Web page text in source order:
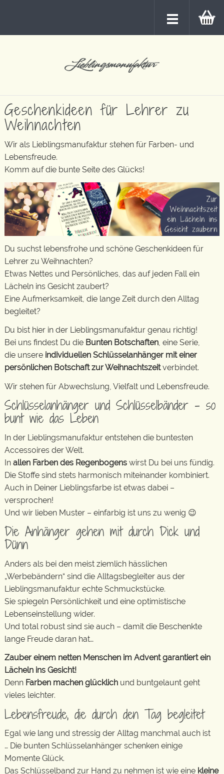
Geschenkideen für Lehrer zu
Weihnachten
Wir als Lieblingsmanufaktur stehen für Farben- und
Lebensfreude.
Komm auf die bunte Seite des Glücks!
Du suchst lebensfrohe und schöne Geschenkideen für
Lehrer zu Weihnachten?
Etwas Nettes und Persönliches, das auf jeden Fall ein
Lächeln ins Gesicht zaubert?
Eine Aufmerksamkeit, die lange Zeit durch den Alltag
begleitet?
Du bist hier in der Lieblingsmanufaktur genau richtig!
Bei uns findest Du die Bunten Botschaften, eine Serie,
die unsere individuellen Schlüsselanhänger mit einer
persönlichen Botschaft zur Weihnachtszeitverbindet.
Wir stehen für Abwechslung, Vielfalt und Lebensfreude.
Schlüsselanhänger und Schlüsselbänder – so
bunt wie das Leben
In der Lieblingsmanufaktur entstehen die buntesten
Accessoires der Welt.
In allen Farben des Regenbogens wirst Du bei uns fündig.
Die Stoffe sind stets harmonisch miteinander kombiniert.
Auch in Deiner Lieblingsfarbe ist etwas dabei –
versprochen!
Und wir lieben Muster – einfarbig ist uns zu wenig 😉
Die Anhänger gehen mit durch Dick und
Dünn
Anders als bei den meist ziemlich hässlichen
„Werbebändern“ sind die Alltagsbegleiter aus der
Lieblingsmanufaktur echte Schmuckstücke.
Sie spiegeln Persönlichkeit und eine optimistische
Lebenseinstellung wider.
Und total robust sind sie auch – damit die Beschenkte
lange Freude daran hat…
Zauber einem netten Menschen im Advent garantiert ein
Lächeln ins Gesicht!
Denn Farben machen glücklich und buntgelaunt geht
vieles leichter.
Lebensfreude, die durch den Tag begleitet
Egal wie lang und stressig der Alltag manchmal auch ist
… Die bunten Schlüsselanhänger schenken einige
Momente Glück.
Das Schlüsselband zur Hand zu nehmen ist wie eine kleine